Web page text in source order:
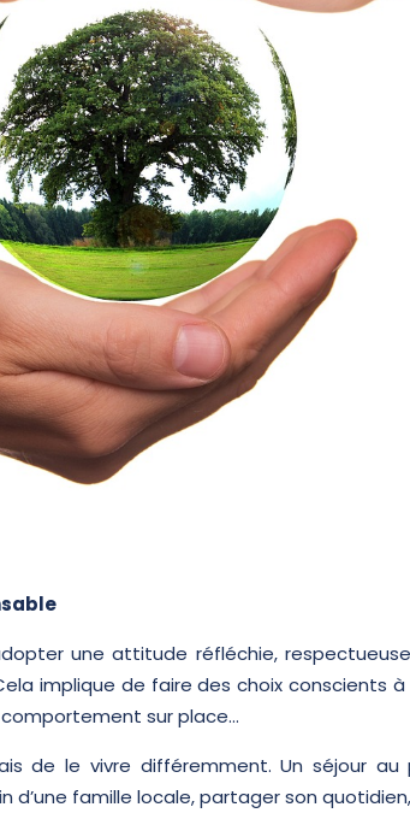
une attitude réfléchie,
implique de faire des choix conscients
sur place…
de le vivre différemment. Un séjour au
famille locale, partager son